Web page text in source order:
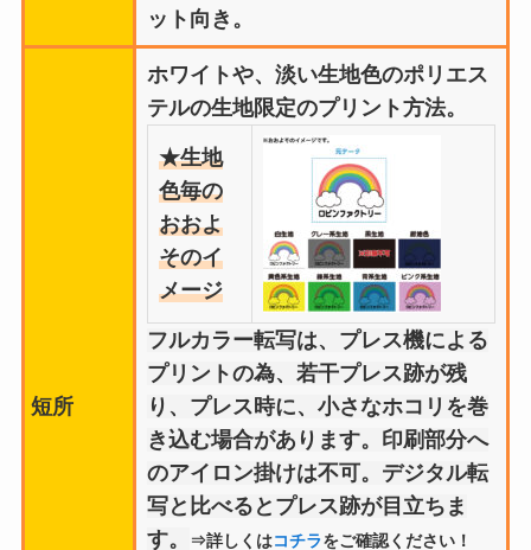
ット向き。
短所
ホワイトや、淡い生地色のポリエス
テルの生地限定のプリント方法。
★生地
色毎の
おおよ
そのイ
メージ
フルカラー転写は、プレス機による
プリントの為、若干プレス跡が残
り、プレス時に、小さなホコリを巻
き込む場合があります。印刷部分へ
のアイロン掛けは不可。デジタル転
写と比べるとプレス跡が目立ちま
す。
⇒詳しくはコチラをご確認ください！